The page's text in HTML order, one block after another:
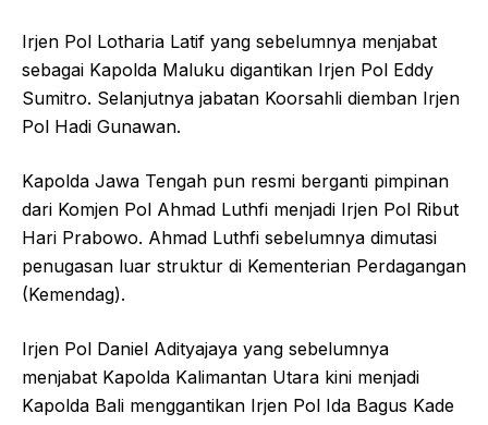
Irjen Pol Lotharia Latif yang sebelumnya menjabat
sebagai Kapolda Maluku digantikan Irjen Pol Eddy
Sumitro. Selanjutnya jabatan Koorsahli diemban Irjen
Pol Hadi Gunawan.
Kapolda Jawa Tengah pun resmi berganti pimpinan
dari Komjen Pol Ahmad Luthfi menjadi Irjen Pol Ribut
Hari Prabowo. Ahmad Luthfi sebelumnya dimutasi
penugasan luar struktur di Kementerian Perdagangan
(Kemendag).
Irjen Pol Daniel Adityajaya yang sebelumnya
menjabat Kapolda Kalimantan Utara kini menjadi
Kapolda Bali menggantikan Irjen Pol Ida Bagus Kade